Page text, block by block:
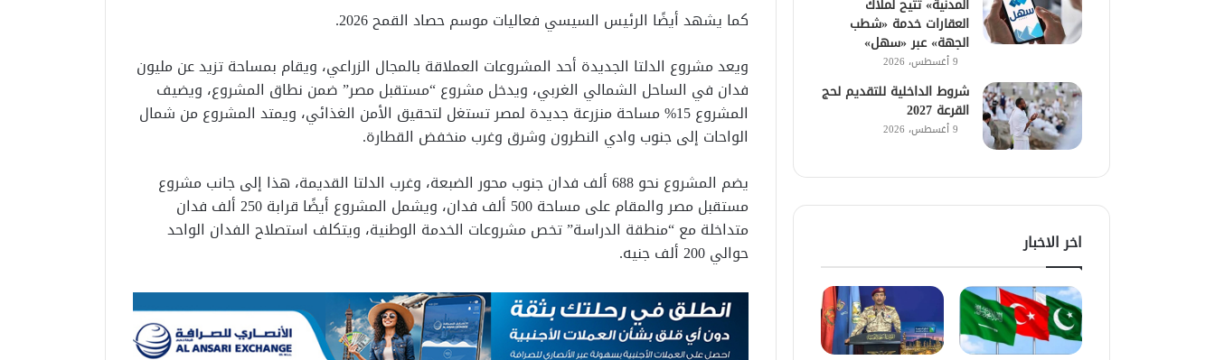
كما يشهد أيضًا الرئيس السيسي فعاليات موسم حصاد القمح 2026.
ويعد مشروع الدلتا الجديدة أحد المشروعات العملاقة بالمجال الزراعي، ويقام بمساحة تزيد عن مليون
فدان في الساحل الشمالي الغربي، ويدخل مشروع “مستقبل مصر” ضمن نطاق المشروع، ويضيف
المشروع 15% مساحة منزرعة جديدة لمصر تستغل لتحقيق الأمن الغذائي، ويمتد المشروع من شمال
الواحات إلى جنوب وادي النطرون وشرق وغرب منخفض القطارة.
يضم المشروع نحو 688 ألف فدان جنوب محور الضبعة، وغرب الدلتا القديمة، هذا إلى جانب مشروع
مستقبل مصر والمقام على مساحة 500 ألف فدان، ويشمل المشروع أيضًا قرابة 250 ألف فدان
متداخلة مع “منطقة الدراسة” تخص مشروعات الخدمة الوطنية، ويتكلف استصلاح الفدان الواحد
حوالي 200 ألف جنيه.
العقارات خدمة «شطب
الجهة» عبر «سهل»
9 أغسطس، 2026
شروط الداخلية للتقديم لحج
القرعة 2027
9 أغسطس، 2026
اخر الاخبار